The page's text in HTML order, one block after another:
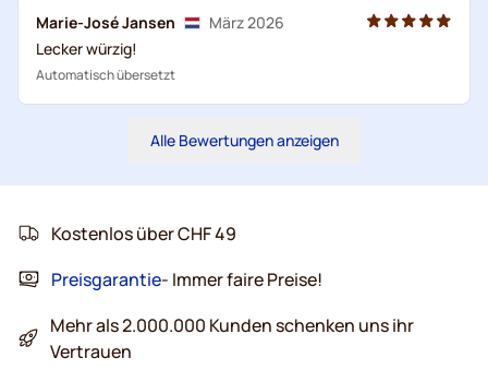
Marie-José Jansen
März 2026
Lecker würzig!
Automatisch übersetzt
Alle Bewertungen anzeigen
Kostenlos über CHF 49
Preisgarantie- Immer faire Preise!
Mehr als 2.000.000 Kunden schenken uns ihr
Vertrauen